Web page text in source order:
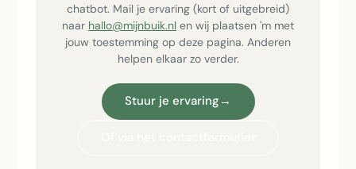
chatbot. Mail je ervaring (kort of uitgebreid)
naar hallo@mijnbuik.nl en wij plaatsen 'm met
jouw toestemming op deze pagina. Anderen
helpen elkaar zo verder.
Stuur je ervaring →